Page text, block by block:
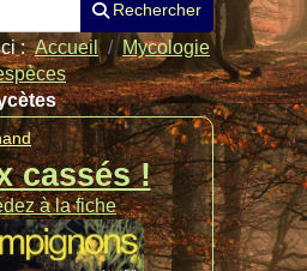
Rechercher
ici :Accueil
Mycologie
cassés !
à la fiche